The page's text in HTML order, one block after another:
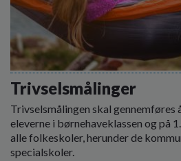
Trivselsmålinger
Trivselsmålingen skal
eleverne i børnehaveklassen og på
alle folkeskoler, herunder de
specialskoler.